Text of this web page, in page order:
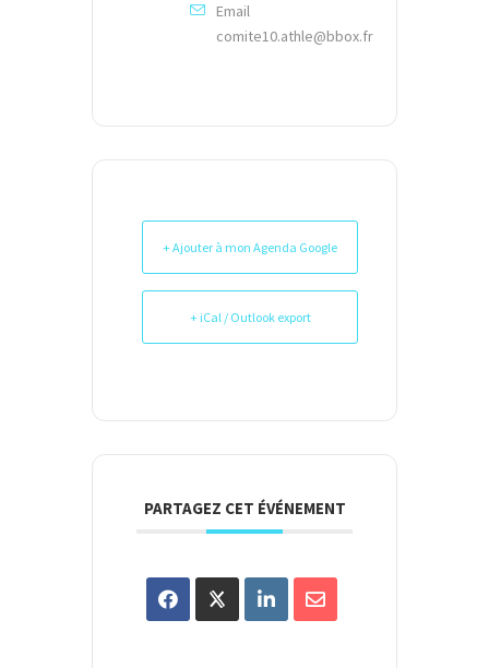
Email
comite10.athle@bbox.fr
+ Ajouter à mon Agenda Google
+ iCal / Outlook export
PARTAGEZ CET ÉVÉNEMENT